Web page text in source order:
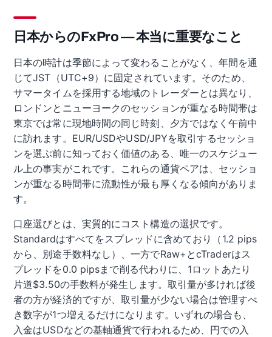
日本からのFxPro — 本当に重要なこと
日本の時計は季節によって変わることがなく、年間を通
じてJST（UTC+9）に固定されています。そのため、
サマータイムを採用する地域のトレーダーとは異なり、
ロンドンとニューヨークのセッションが重なる時間帯は
東京では常に現地時間の同じ時刻、夕方ではなく午前中
に訪れます。EUR/USDやUSD/JPYを取引するセッショ
ンを選ぶ前に知っておく価値のある、唯一のスケジュー
ル上の事実がこれです。これらの通貨ペアは、セッショ
ンが重なる時間帯に流動性が最も厚くなる傾向がありま
す。
口座選びとは、実質的にコスト構造の選択です。
Standardはすべてをスプレッドに含めており（1.2 pips
から、別途手数料なし）、一方でRaw+とcTraderはス
プレッドを0.0 pipsまで削る代わりに、1ロットあたり
片道$3.50の手数料が発生します。取引量が多ければ後
者の方が経済的ですが、取引量が少ない場合は管理すべ
き数字が1つ増えるだけになります。いずれの場合も、
入金はUSDなどの基軸通貨で行われるため、円での入